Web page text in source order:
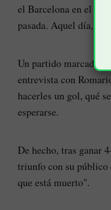
el Barcelona en el
pasada. Aquel día,
Un partido marcado
entrevista con
hacerles un gol, qué
esperarse.
De hecho, tras ganar
triunfo con su público
que está muerto".